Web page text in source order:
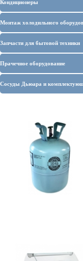
Кондиционеры
Монтаж холодильного
Запчасти для бытовой техники
Прачечное оборудование
Сосуды Дьюара и